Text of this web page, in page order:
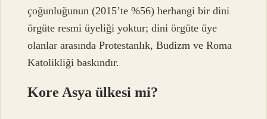
çoğunluğunun (2015’te %56) herhangi bir dini
örgüte resmi üyeliği yoktur; dini örgüte üye
olanlar arasında Protestanlık, Budizm ve Roma
Katolikliği baskındır.
Kore Asya ülkesi mi?